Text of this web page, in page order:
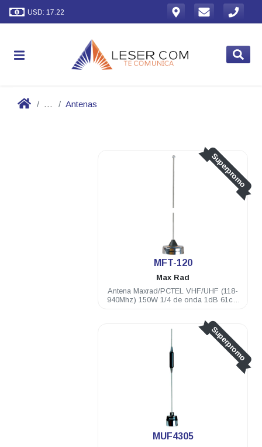
USD: 17.22
... Antenas
Superpromo
MFT-120
Max Rad
Antena Maxrad/PCTEL VHF/UHF (118-
940Mhz) 150W 1/4 de onda 1dB 61cm
Superpromo
MUF4305